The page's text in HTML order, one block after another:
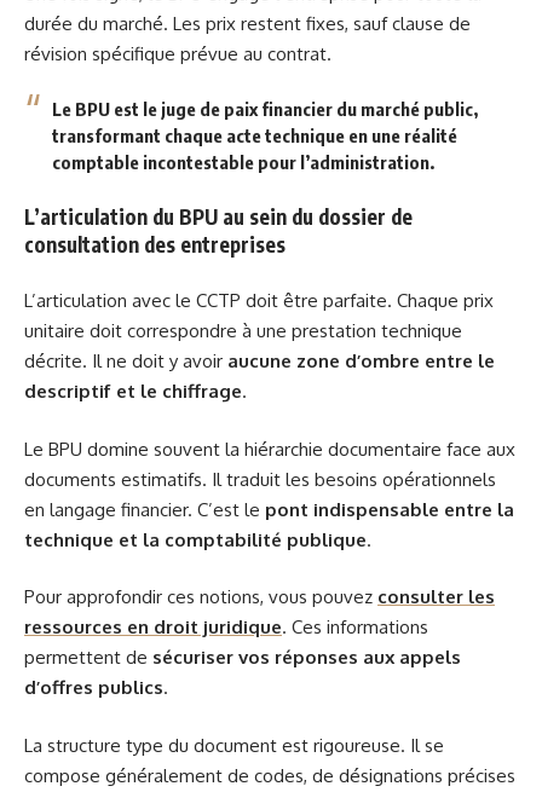
durée du marché. Les prix restent fixes, sauf clause de
révision spécifique prévue au contrat.
Le BPU est le juge de paix financier du marché public,
transformant chaque acte technique en une réalité
comptable incontestable pour l’administration.
L’articulation du BPU au sein du dossier de
consultation des entreprises
L’articulation avec le CCTP doit être parfaite. Chaque prix
unitaire doit correspondre à une prestation technique
décrite. Il ne doit y avoir aucune zone d’ombre entre le
descriptif et le chiffrage.
Le BPU domine souvent la hiérarchie documentaire face aux
documents estimatifs. Il traduit les besoins opérationnels
en langage financier. C’est le pont indispensable entre la
technique et la comptabilité publique.
Pour approfondir ces notions, vous pouvez consulter les
ressources en droit juridique. Ces informations
permettent de sécuriser vos réponses aux appels
d’offres publics.
La structure type du document est rigoureuse. Il se
compose généralement de codes, de désignations précises